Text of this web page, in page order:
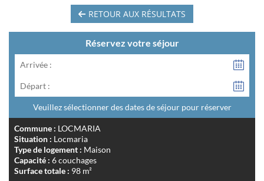
RETOUR AUX RÉSULTATS
Réservez votre séjour
Veuillez sélectionner des dates de séjour pour réserver
Commune : LOCMARIA
Situation : Locmaria
Type de logement : Maison
Capacité :6 couchages
Surface totale : 98 m²